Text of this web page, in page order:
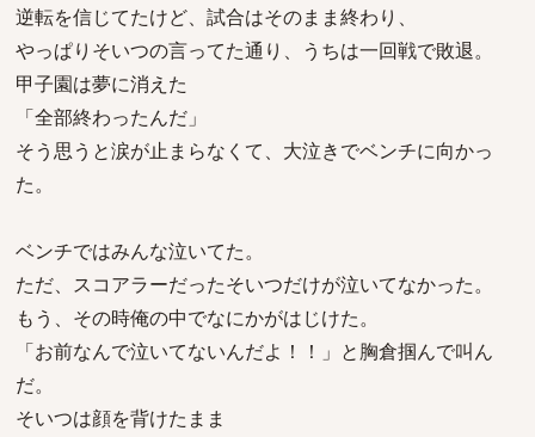
逆転を信じてたけど、試合はそのまま終わり、
やっぱりそいつの言ってた通り、うちは一回戦で敗退。
甲子園は夢に消えた
「全部終わったんだ」
そう思うと涙が止まらなくて、大泣きでベンチに向かっ
た。
ベンチではみんな泣いてた。
ただ、スコアラーだったそいつだけが泣いてなかった。
もう、その時俺の中でなにかがはじけた。
「お前なんで泣いてないんだよ！！」と胸倉掴んで叫ん
だ。
そいつは顔を背けたまま